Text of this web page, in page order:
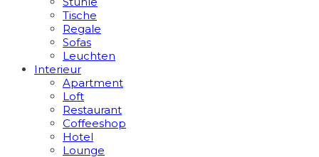
Tische
Regale
Sofas
Leuchten
Interieur
Apart­ment
Loft
Restaurant
Coffeeshop
Hotel
Lounge